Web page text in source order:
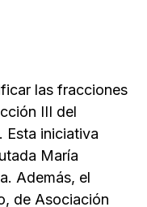
las fracciones
III del
Esta iniciativa
María
Además, el
de Asociación